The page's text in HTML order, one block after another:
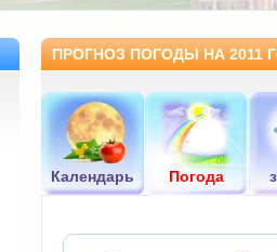
ПРОГНОЗ ПОГОДЫ НА 2011
Календарь Погода